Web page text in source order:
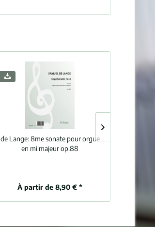
de Lange:8me sonate pour orgue
en mi majeur op.88
À partir de 8,90 € *